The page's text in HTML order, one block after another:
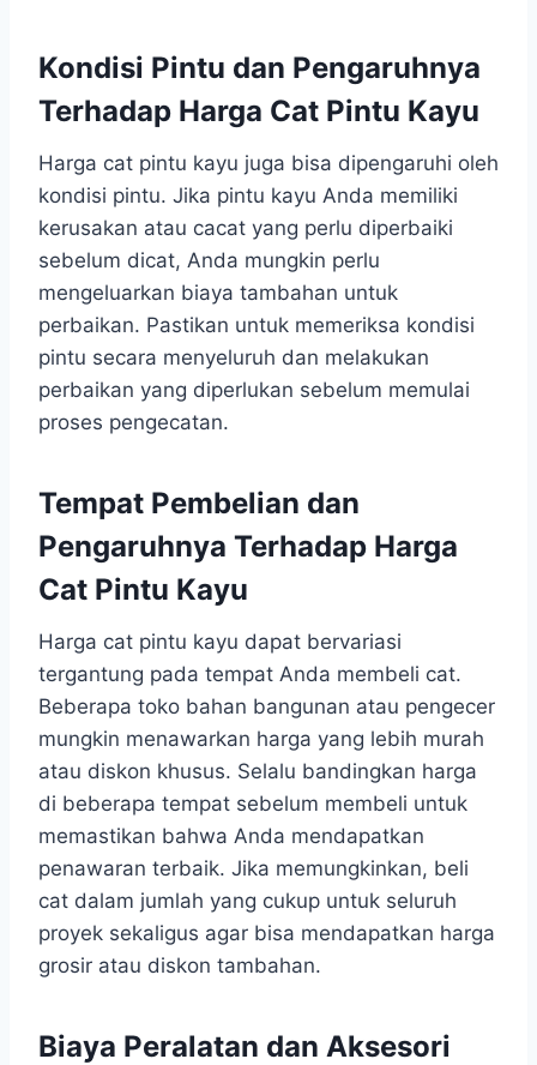
Kondisi Pintu dan Pengaruhnya
Terhadap Harga Cat Pintu Kayu
Harga cat pintu kayu juga bisa dipengaruhi oleh
kondisi pintu. Jika pintu kayu Anda memiliki
kerusakan atau cacat yang perlu diperbaiki
sebelum dicat, Anda mungkin perlu
mengeluarkan biaya tambahan untuk
perbaikan. Pastikan untuk memeriksa kondisi
pintu secara menyeluruh dan melakukan
perbaikan yang diperlukan sebelum memulai
proses pengecatan.
Tempat Pembelian dan
Pengaruhnya Terhadap Harga
Cat Pintu Kayu
Harga cat pintu kayu dapat bervariasi
tergantung pada tempat Anda membeli cat.
Beberapa toko bahan bangunan atau pengecer
mungkin menawarkan harga yang lebih murah
atau diskon khusus. Selalu bandingkan harga
di beberapa tempat sebelum membeli untuk
memastikan bahwa Anda mendapatkan
penawaran terbaik. Jika memungkinkan, beli
cat dalam jumlah yang cukup untuk seluruh
proyek sekaligus agar bisa mendapatkan harga
grosir atau diskon tambahan.
Biaya Peralatan dan Aksesori